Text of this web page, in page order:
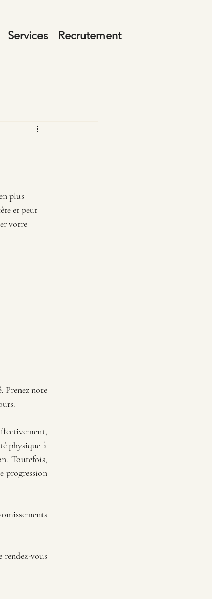
Services Recrutement
plus
et peut
votre
Prenez note
physique à
Toutefois,
progression
rendez-vous